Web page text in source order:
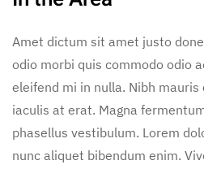
Amet dictum sit amet justo
odio morbi quis commodo odio
eleifend mi in nulla. Nibh
iaculis at erat. Magna
phasellus vestibulum. Lorem
nunc aliquet bibendum enim.